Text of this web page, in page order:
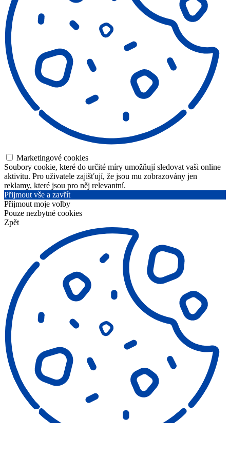
Marketingové cookies
Soubory cookie, které do určité míry umožňují sledovat vaši online
aktivitu. Pro uživatele zajišťují, že jsou mu zobrazovány jen
reklamy, které jsou pro něj relevantní.
Přijmout vše a zavřít
Přijmout moje volby
Pouze nezbytné cookies
Zpět